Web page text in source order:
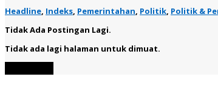
Headline, Indeks, Pemerintahan, Politik, Politik &
Tidak Ada Postingan Lagi.
Tidak ada lagi halaman untuk dimuat.